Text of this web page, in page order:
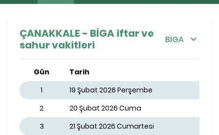
ÇANAKKALE - BİGA iftar ve
sahur vakitleri
BİGA
Gün Tarih
1
19 Şubat 2026 Perşembe
2
20 Şubat 2026 Cuma
3
21 Şubat 2026 Cumartesi